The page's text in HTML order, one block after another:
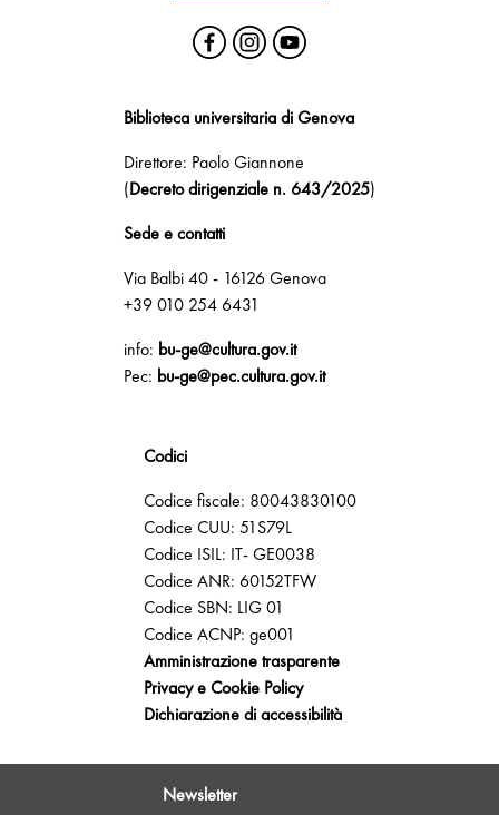
Biblioteca universitaria di Genova
Direttore: Paolo Giannone
(Decreto dirigenziale n. 643/2025)
Sede e contatti
Via Balbi 40 - 16126 Genova
+39 010 254 6431
info: bu-ge@cultura.gov.it
Pec: bu-ge@pec.cultura.gov.it
Codici
Codice fiscale: 80043830100
Codice CUU: 51S79L
Codice ISIL: IT- GE0038
Codice ANR: 60152TFW
Codice SBN: LIG 01
Codice ACNP: ge001
Amministrazione trasparente
Privacy e Cookie Policy
Dichiarazione di accessibilità
Newsletter